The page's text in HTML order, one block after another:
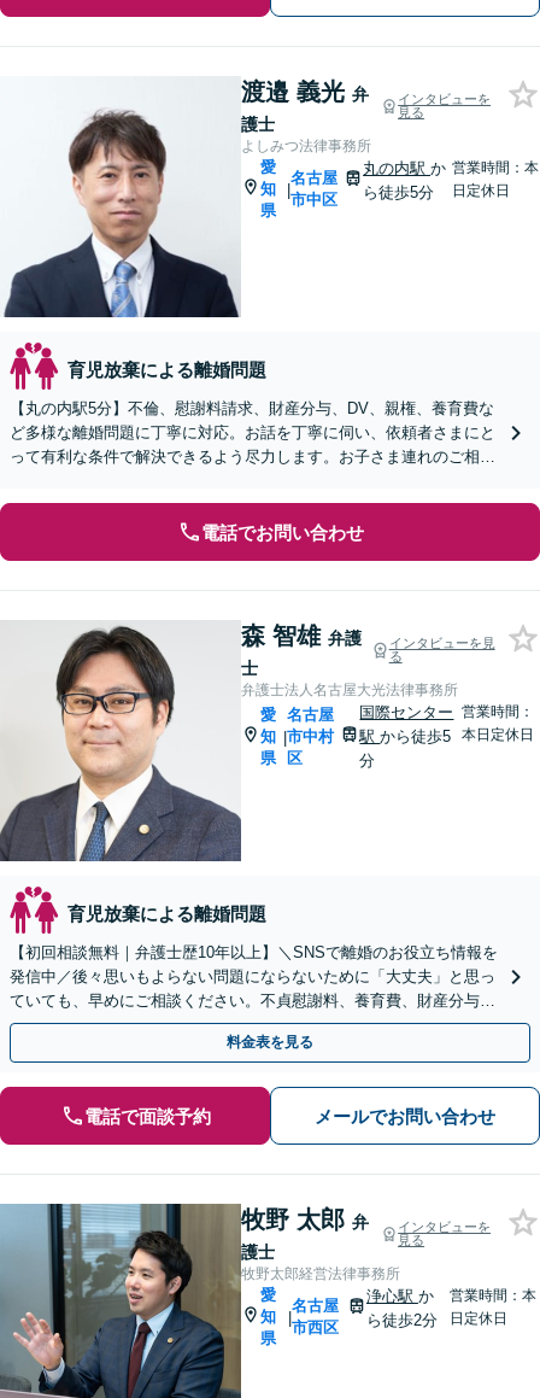
渡邉 義光 弁
護士
インタビューを
見る
よしみつ法律事務所
愛
知
県
|
名古屋
市中区
丸の内駅か
ら徒歩5分
営業時間：本
日定休日
育児放棄による離婚問題
【丸の内駅5分】不倫、慰謝料請求、財産分与、DV、親権、養育費な
ど多様な離婚問題に丁寧に対応。お話を丁寧に伺い、依頼者さまにと
って有利な条件で解決できるよう尽力します。お子さま連れのご相談
電話でお問い合わせ
森 智雄 弁護
士
インタビューを見
る
弁護士法人名古屋大光法律事務所
愛
知
県
|
名古屋
市中村
区
国際センター
駅から徒歩5
分
営業時間：
本日定休日
育児放棄による離婚問題
【初回相談無料｜弁護士歴10年以上】＼SNSで離婚のお役立ち情報を
発信中／後々思いもよらない問題にならないために「大丈夫」と思っ
ていても、早めにご相談ください。不貞慰謝料、養育費、財産分与、
DV、モラハラなど【出張相談可｜名古屋駅10分】
料金表を見る
電話で面談予約 メールでお問い合わせ
牧野 太郎 弁
護士
インタビューを
見る
牧野太郎経営法律事務所
愛
知
県
|
名古屋
市西区
浄心駅 か
ら徒歩2分
営業時間：本
日定休日